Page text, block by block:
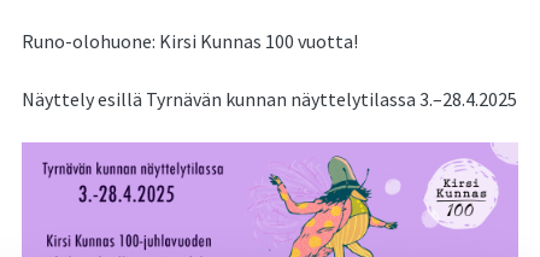
Runo-olohuone: Kirsi Kunnas 100 vuotta!
Näyttely esillä Tyrnävän kunnan näyttelytilassa 3.–28.4.2025